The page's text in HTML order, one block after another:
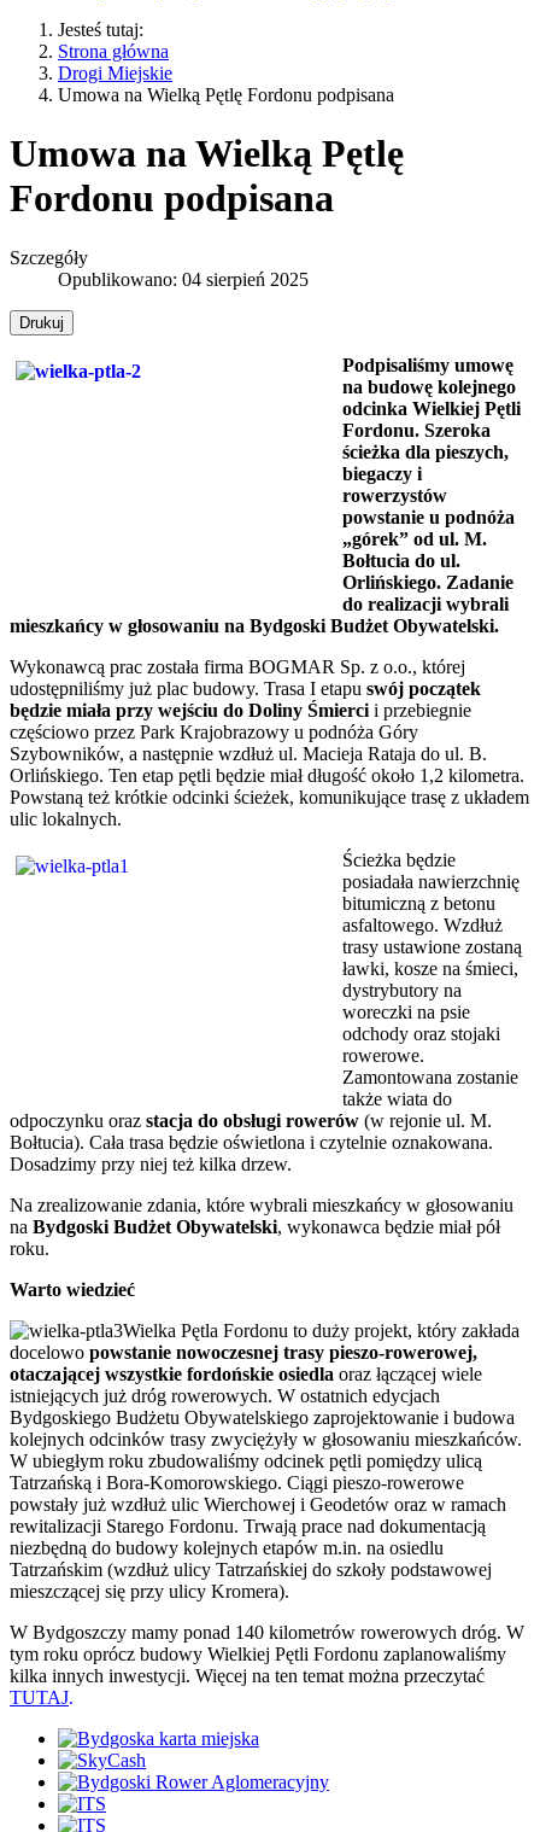
Jesteś tutaj:
Strona główna
Drogi Miejskie
Umowa na Wielką Pętlę Fordonu podpisana
Umowa na Wielką Pętlę
Fordonu podpisana
Szczegóły
Opublikowano: 04 sierpień 2025
Drukuj
Podpisaliśmy umowę
na budowę kolejnego
odcinka Wielkiej Pętli
Fordonu. Szeroka
ścieżka dla pieszych,
biegaczy i
rowerzystów
powstanie u podnóża
„górek” od ul. M.
Bołtucia do ul.
Orlińskiego. Zadanie
do realizacji wybrali
mieszkańcy w głosowaniu na Bydgoski Budżet Obywatelski.
Wykonawcą prac została firma BOGMAR Sp. z o.o., której
udostępniliśmy już plac budowy. Trasa I etapu swój początek
będzie miała przy wejściu do Doliny Śmierci i przebiegnie
częściowo przez Park Krajobrazowy u podnóża Góry
Szybowników, a następnie wzdłuż ul. Macieja Rataja do ul. B.
Orlińskiego. Ten etap pętli będzie miał długość około 1,2 kilometra.
Powstaną też krótkie odcinki ścieżek, komunikujące trasę z układem
ulic lokalnych.
Ścieżka będzie
posiadała nawierzchnię
bitumiczną z betonu
asfaltowego. Wzdłuż
trasy ustawione zostaną
ławki, kosze na śmieci,
dystrybutory na
woreczki na psie
odchody oraz stojaki
rowerowe.
Zamontowana zostanie
także wiata do
odpoczynku oraz stacja do obsługi rowerów (w rejonie ul. M.
Bołtucia). Cała trasa będzie oświetlona i czytelnie oznakowana.
Dosadzimy przy niej też kilka drzew.
Na zrealizowanie zdania, które wybrali mieszkańcy w głosowaniu
na Bydgoski Budżet Obywatelski, wykonawca będzie miał pół
roku.
Warto wiedzieć
Wielka Pętla Fordonu to duży projekt, który zakłada
docelowo powstanie nowoczesnej trasy pieszo-rowerowej,
otaczającej wszystkie fordońskie osiedla oraz łączącej wiele
istniejących już dróg rowerowych. W ostatnich edycjach
Bydgoskiego Budżetu Obywatelskiego zaprojektowanie i budowa
kolejnych odcinków trasy zwyciężyły w głosowaniu mieszkańców.
W ubiegłym roku zbudowaliśmy odcinek pętli pomiędzy ulicą
Tatrzańską i Bora-Komorowskiego. Ciągi pieszo-rowerowe
powstały już wzdłuż ulic Wierchowej i Geodetów oraz w ramach
rewitalizacji Starego Fordonu. Trwają prace nad dokumentacją
niezbędną do budowy kolejnych etapów m.in. na osiedlu
Tatrzańskim (wzdłuż ulicy Tatrzańskiej do szkoły podstawowej
mieszczącej się przy ulicy Kromera).
W Bydgoszczy mamy ponad 140 kilometrów rowerowych dróg. W
tym roku oprócz budowy Wielkiej Pętli Fordonu zaplanowaliśmy
kilka innych inwestycji. Więcej na ten temat można przeczytać
TUTAJ.